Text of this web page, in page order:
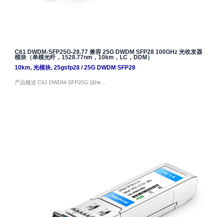
C61 DWDM-SFP25G-28.77 兼容 25G DWDM SFP28 100GHz 光收发器
模块（单模光纤，1528.77nm，10km，LC，DDM）
10km, 光模块, 25gsfp28/25G DWDM SFP28
产品概述 C61 DWDM-SFP25G [&he…